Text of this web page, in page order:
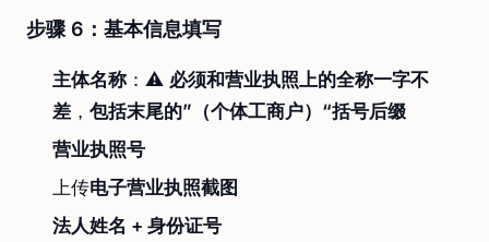
步骤 6：基本信息填写
主体名称 ：⚠️ 必须和营业执照上的全称一字不
差 ， 包括末尾的”（个体工商户）“括号后缀
营业执照号
上传电子营业执照截图
法人姓名 + 身份证号